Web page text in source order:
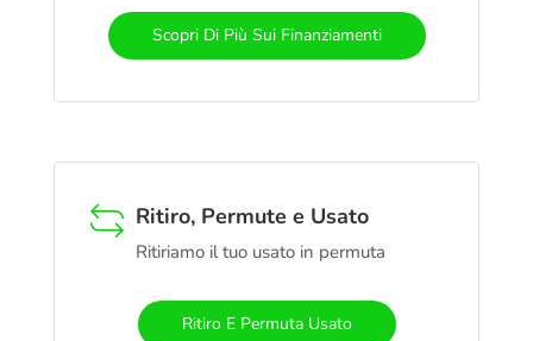
Scopri Di Più Sui Finanziamenti
Ritiro, Permute e Usato
Ritiriamo il tuo usato in permuta
Ritiro E Permuta Usato